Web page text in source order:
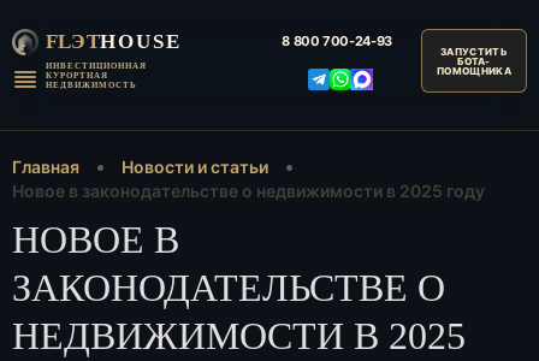
FLЭTHOUSE
ИНВЕСТИЦИОННАЯ
КУРОРТНАЯ
НЕДВИЖИМОСТЬ
8 800 700-24-93
Главная
Новости и статьи
Новое в законодательстве о недвижимости в 2025 году
НОВОЕ В
ЗАКОНОДАТЕЛЬСТВЕ О
НЕДВИЖИМОСТИ В 2025